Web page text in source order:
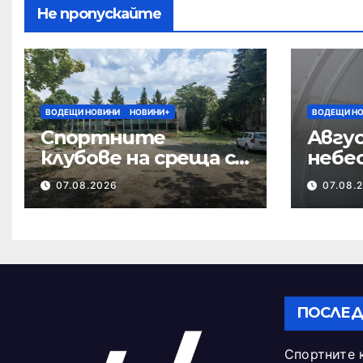
Не пропускайте
ВОДЕЩИ НОВИНИ НОВИНИ+
Спортните
клубове на среща с
кмета за
бъдещето на
07.08.2026
ВОДЕЩИ
Спортните